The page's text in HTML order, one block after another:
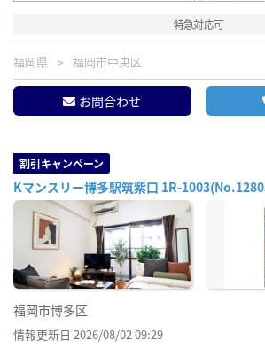
特急対応可
福岡県 福岡市中央区
お問合わせ
割引キャンペーン
Kマンスリー博多駅筑紫口 1R-
福岡市博多区
情報更新日 2026/08/02 09:29